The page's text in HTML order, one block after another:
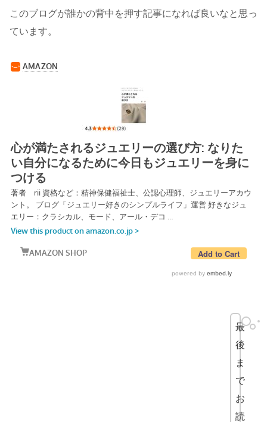
このブログが誰かの背中を押す記事になれば良いなと思っ
ています。
最
後
ま
で
お
読